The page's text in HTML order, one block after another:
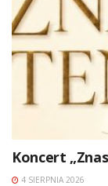
Koncert
4 SIERPNIA 2026